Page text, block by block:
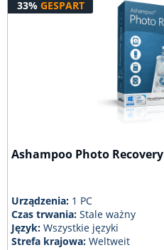
33% GESPART
Ashampoo Photo Recovery
Urządzenia: 1 PC
Czas trwania:Stale ważny
Język:Wszystkie języki
Strefa krajowa:Weltweit